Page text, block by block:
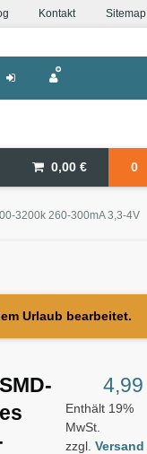
Kontakt Sitemap
0,00 € 0
3200k 260-300mA 3,3-4V
Urlaub bearbeitet.
4,99
Enthält 19%
MwSt.
zzgl.Versand